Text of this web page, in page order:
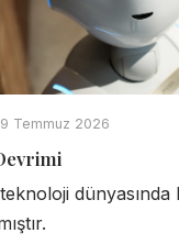
Temmuz 2026